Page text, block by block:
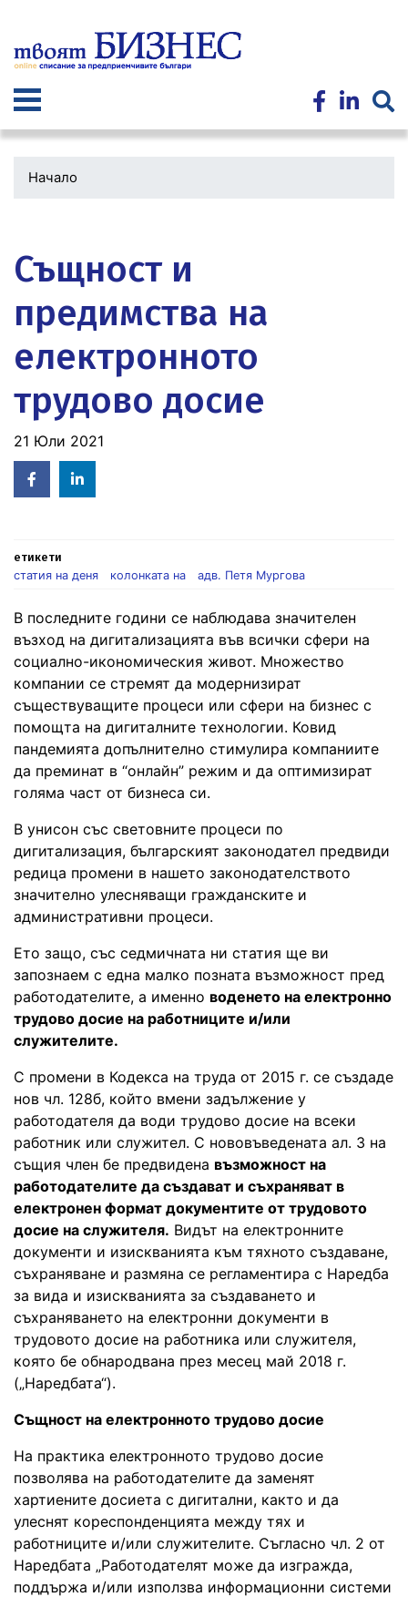
към
основното
Начало
Същност и
предимства на
електронното
трудово досие
21 Юли 2021
Facebook
in
етикети
статия на деня
колонката на адв. Петя Мургова
В последните години се наблюдава значителен
възход на дигитализацията във всички сфери на
социално-икономическия живот. Множество
компании се стремят да модернизират
съществуващите процеси или сфери на бизнес с
помощта на дигиталните технологии. Ковид
пандемията допълнително стимулира компаниите
да преминат в “онлайн” режим и да оптимизират
голяма част от бизнеса си.
В унисон със световните процеси по
дигитализация, българският законодател предвиди
редица промени в нашето законодателството
значително улесняващи гражданските и
административни процеси.
Ето защо, със седмичната ни статия ще ви
запознаем с една малко позната възможност пред
работодателите, а именно воденето на електронно
трудово досие на работниците и/или
служителите.
С промени в Кодекса на труда от 2015 г. се създаде
нов чл. 128б, който вмени задължение у
работодателя да води трудово досие на всеки
работник или служител. С нововъведената ал. 3 на
същия член бе предвидена възможност на
работодателите да създават и съхраняват в
електронен формат документите от трудовото
досие на служителя. Видът на електронните
документи и изискванията към тяхното създаване,
съхраняване и размяна се регламентира с Наредба
за вида и изискванията за създаването и
съхраняването на електронни документи в
трудовото досие на работника или служителя,
която бе обнародвана през месец май 2018 г.
(„Наредбата“).
Същност на електронното трудово досие
На практика електронното трудово досие
позволява на работодателите да заменят
хартиените досиета с дигитални, както и да
улеснят кореспонденцията между тях и
работниците и/или служителите. Съгласно чл. 2 от
Наредбата „Работодателят може да изгражда,
поддържа и/или използва информационни системи